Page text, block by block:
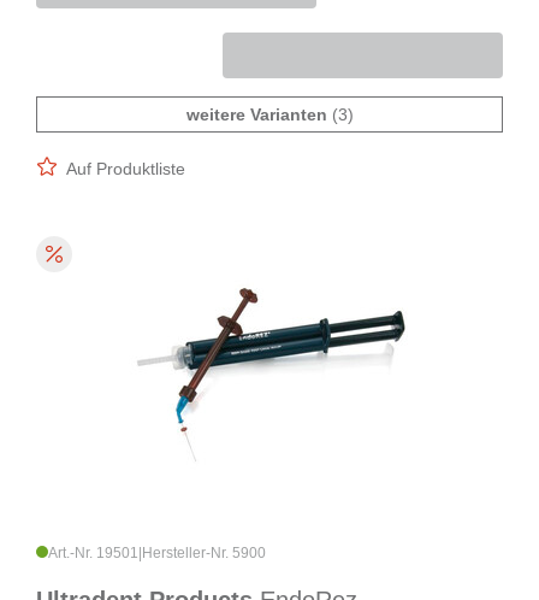
weitere Varianten (3)
Auf Produktliste
Art.-Nr. 19501 Hersteller-Nr. 5900